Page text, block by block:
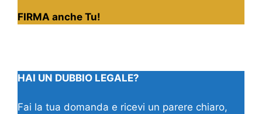
FIRMA anche Tu!
HAI UN DUBBIO LEGALE?
Fai la tua domanda e ricevi un parere chiaro,